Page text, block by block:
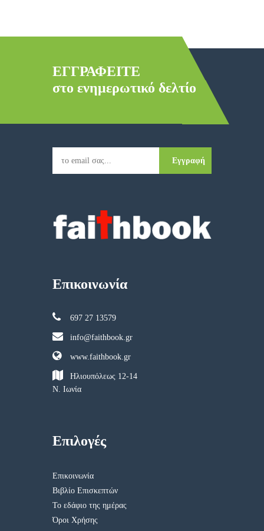
ΕΓΓΡΑΦΕΙΤΕ
στο ενημερωτικό δελτίο
Εγγραφή
Επικοινωνία
697 27 13579
info@faithbook.gr
www.faithbook.gr
Ηλιουπόλεως 12-14
Ν. Ιωνία
Επιλογές
Επικοινωνία
Βιβλίο Επισκεπτών
Το εδάφιο της ημέρας
Όροι Χρήσης